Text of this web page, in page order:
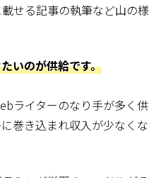
せる記事の執筆など山の様
いのが供給です。
ライターのなり手が多く供
巻き込まれ収入が少なくな